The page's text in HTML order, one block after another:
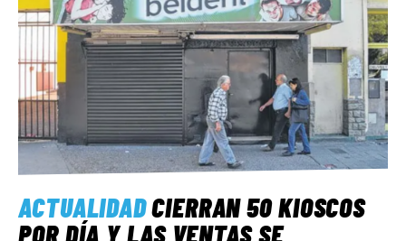
ACTUALIDADCIERRAN 50 KIOSCOS
POR DÍA Y LAS VENTAS SE